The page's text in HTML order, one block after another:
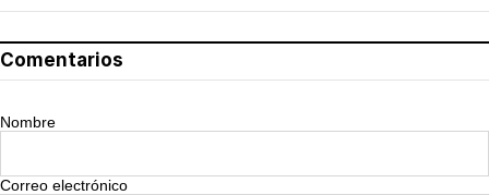
Comentarios
Nombre
Correo electrónico